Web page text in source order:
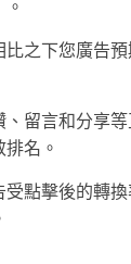
比之下您廣告
、留言和分享
名。
受點擊後的轉